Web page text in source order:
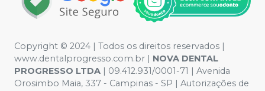
Copyright © 2024 | Todos os direitos reservados |
www.dentalprogresso.com.br | NOVA DENTAL
PROGRESSO LTDA | 09.412.931/0001-71 | Avenida
Orosimbo Maia, 337 - Campinas - SP | Autorizações de